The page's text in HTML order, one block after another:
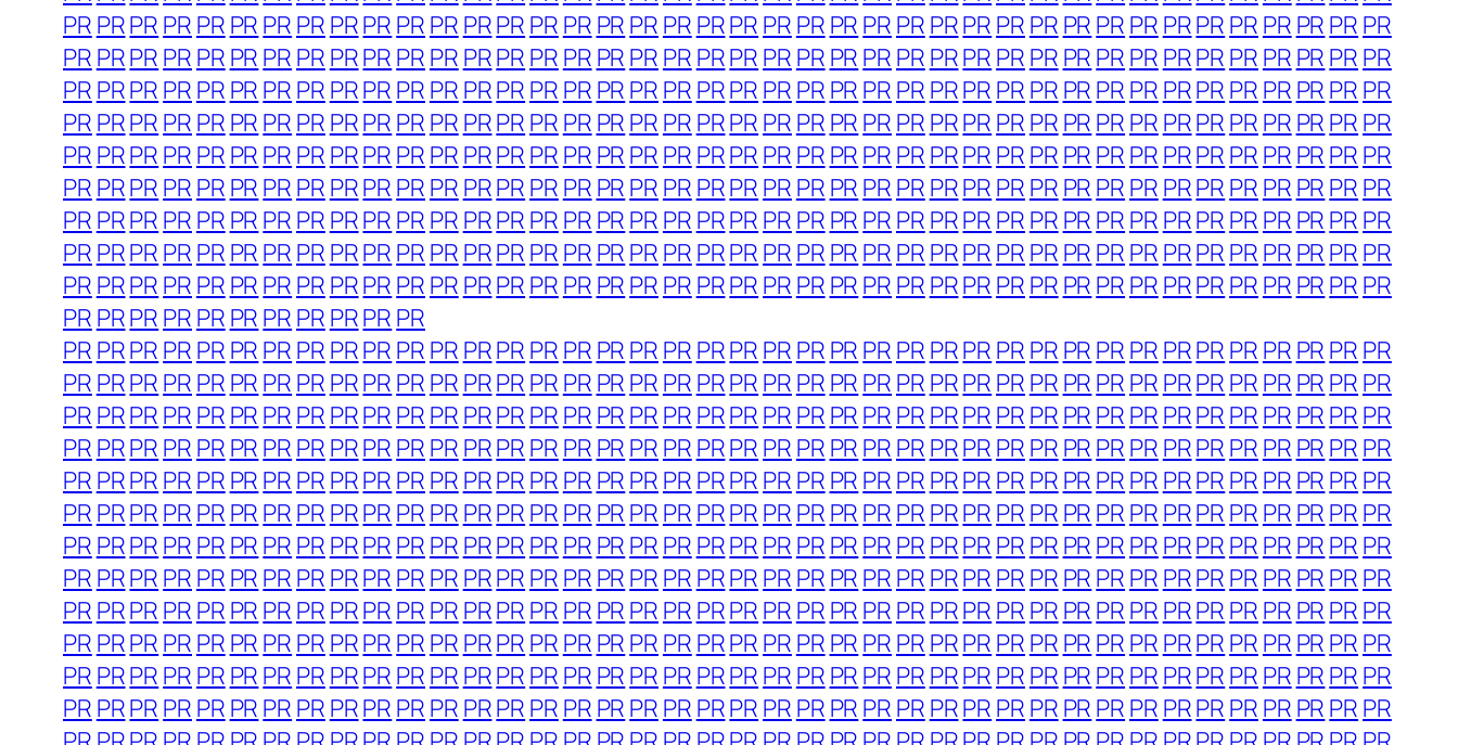
PR PRPR PR PR PR PR PR PRPR PR PR PRPR PR PR PR PR PR PRPR PR PR PR PR PR PRPR PR PR PR PR PR PRPR PR PR PR PR PR
PR PRPR PR PR PR PR PR PRPR PR PR PRPR PR PR PR PR PR PRPR PR PR PR PR PR PRPR PR PR PR PR PR PRPR PR PR PR PR PR
PR PRPR PR PR PR PR PR PRPR PR PR PRPR PR PR PR PR PR PRPR PR PR PR PR PR PRPR PR PR PR PR PR PRPR PR PR PR PR PR
PR PRPR PR PR PR PR PR PRPR PR PR PRPR PR PR PR PR PR PRPR PR PR PR PR PR PRPR PR PR PR PR PR PRPR PR PR PR PR PR
PR PRPR PR PR PR PR PR PRPR PR PR PRPR PR PR PR PR PR PRPR PR PR PR PR PR PRPR PR PR PR PR PR PRPR PR PR PR PR PR
PR PRPR PR PR PR PR PR PRPR PR PR PRPR PR PR PR PR PR PRPR PR PR PR PR PR PRPR PR PR PR PR PR PRPR PR PR PR PR PR
PR PRPR PR PR PR PR PR PRPR PR PR PRPR PR PR PR PR PR PRPR PR PR PR PR PR PRPR PR PR PR PR PR PRPR PR PR PR PR PR
PR PRPR PR PR PR PR PR PRPR PR PR PRPR PR PR PR PR PR PRPR PR PR PR PR PR PRPR PR PR PR PR PR PRPR PR PR PR PR PR
PR PRPR PR PR PR PR PR PRPR PR PR PRPR PR PR PR PR PR PRPR PR PR PR PR PR PRPR PR PR PR PR PR PRPR PR PR PR PR PR
PR PRPR PR PR PR PR PR PRPR PR
PR PRPR PR PR PR PR PR PRPR PR PR PRPR PR PR PR PR PR PRPR PR PR PR PR PR PRPR PR PR PR PR PR PRPR PR PR PR PR PR
PR PRPR PR PR PR PR PR PRPR PR PR PRPR PR PR PR PR PR PRPR PR PR PR PR PR PRPR PR PR PR PR PR PRPR PR PR PR PR PR
PR PRPR PR PR PR PR PR PRPR PR PR PRPR PR PR PR PR PR PRPR PR PR PR PR PR PRPR PR PR PR PR PR PRPR PR PR PR PR PR
PR PRPR PR PR PR PR PR PRPR PR PR PRPR PR PR PR PR PR PRPR PR PR PR PR PR PRPR PR PR PR PR PR PRPR PR PR PR PR PR
PR PRPR PR PR PR PR PR PRPR PR PR PRPR PR PR PR PR PR PRPR PR PR PR PR PR PRPR PR PR PR PR PR PRPR PR PR PR PR PR
PR PRPR PR PR PR PR PR PRPR PR PR PRPR PR PR PR PR PR PRPR PR PR PR PR PR PRPR PR PR PR PR PR PRPR PR PR PR PR PR
PR PRPR PR PR PR PR PR PRPR PR PR PRPR PR PR PR PR PR PRPR PR PR PR PR PR PRPR PR PR PR PR PR PRPR PR PR PR PR PR
PR PRPR PR PR PR PR PR PRPR PR PR PRPR PR PR PR PR PR PRPR PR PR PR PR PR PRPR PR PR PR PR PR PRPR PR PR PR PR PR
PR PRPR PR PR PR PR PR PRPR PR PR PRPR PR PR PR PR PR PRPR PR PR PR PR PR PRPR PR PR PR PR PR PRPR PR PR PR PR PR
PR PRPR PR PR PR PR PR PRPR PR PR PRPR PR PR PR PR PR PRPR PR PR PR PR PR PRPR PR PR PR PR PR PRPR PR PR PR PR PR
PR PRPR PR PR PR PR PR PRPR PR PR PRPR PR PR PR PR PR PRPR PR PR PR PR PR PRPR PR PR PR PR PR PRPR PR PR PR PR PR
PR PRPR PR PR PR PR PR PRPR PR PR PRPR PR PR PR PR PR PRPR PR PR PR PR PR PRPR PR PR PR PR PR PRPR PR PR PR PR PR